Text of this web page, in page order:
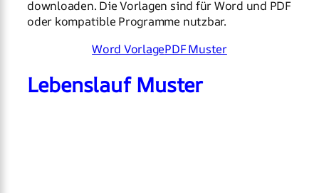
downloaden. Die Vorlagen sind für Word und PDF
oder kompatible Programme nutzbar.
Word VorlagePDF Muster
Lebenslauf Muster